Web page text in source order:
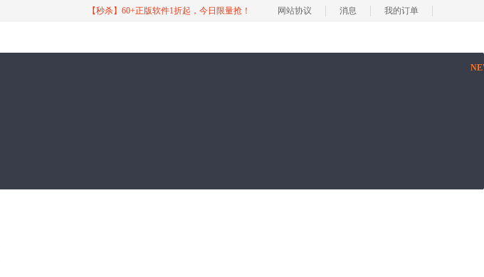
【秒杀】60+正版软件1折起，今日限量抢！ 网站协议 消息 我的订单